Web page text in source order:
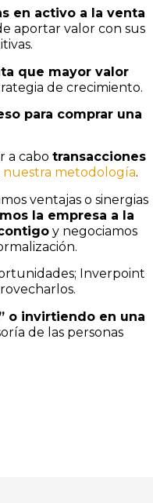
en activo a la venta
aportar valor con sus
que mayor valor
de crecimiento.
para comprar una
a cabo transacciones
nuestra metodología.
ventajas o sinergias
la empresa a la
y negociamos
Inverpoint
o invirtiendo en una
de las personas